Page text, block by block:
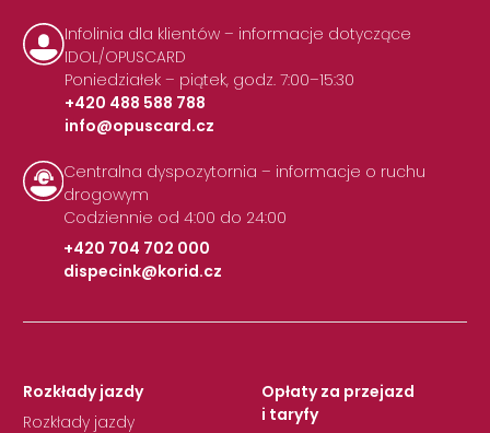
Infolinia dla klientów – informacje dotyczące
IDOL/OPUSCARD
Poniedziałek – piątek, godz. 7:00–15:30
+420 488 588 788
|
info@opuscard.cz
Centralna dyspozytornia – informacje o ruchu
drogowym
Codziennie od 4:00 do 24:00
+420 704 702 000
|
dispecink@korid.cz
Rozkłady jazdy
Rozkłady jazdy
Opłaty za przejazd
i taryfy